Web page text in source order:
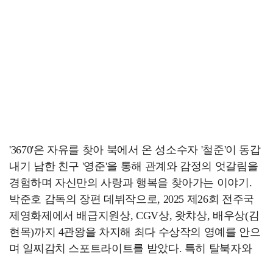
'3670'은 자유를 찾아 북에서 온 성소수자 '철준'이 동갑
내기 남한 친구 '영준'을 통해 관계와 감정의 엇갈림을
경험하며 자신만의 사랑과 행복을 찾아가는 이야기.
박준호 감독의 장편 데뷔작으로, 2025 제26회 전주국
제영화제에서 배급지원상, CGV상, 왓챠상, 배우상(김
현목)까지 4관왕을 차지해 최다 수상작의 영예를 안으
며 일찌감치 스포트라이트를 받았다. 특히 탈북자와